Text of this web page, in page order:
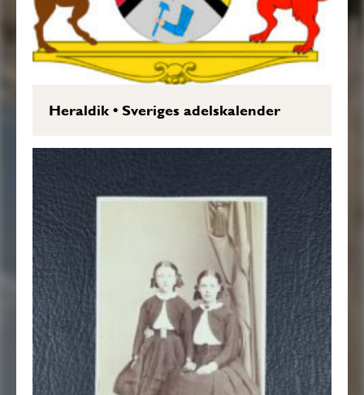
Heraldik•Sveriges adelskalender